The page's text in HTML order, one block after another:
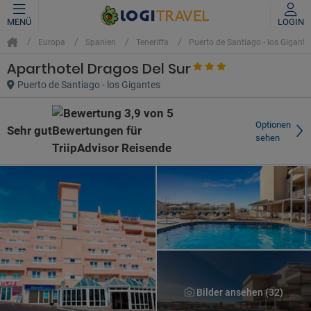
MENÜ LOGIN
Europa Spanien Teneriffa Puerto de Santiago - los
Aparthotel Dragos Del Sur
Puerto de Santiago - los Gigantes
Sehr gut
Optionen
sehen
Bilder ansehen (32)